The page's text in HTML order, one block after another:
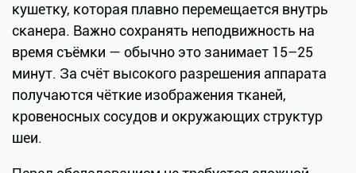
кушетку, которая плавно перемещается внутрь
сканера. Важно сохранять неподвижность на
время съёмки — обычно это занимает 15–25
минут. За счёт высокого разрешения аппарата
получаются чёткие изображения тканей,
кровеносных сосудов и окружающих структур
шеи.